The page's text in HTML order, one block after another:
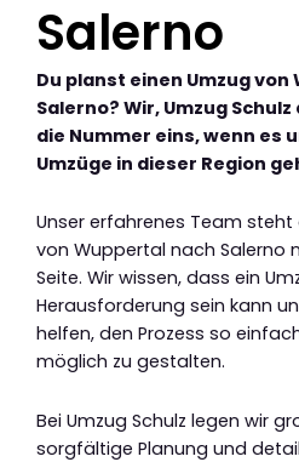
Salerno
Du planst einen Umzug
Salerno? Wir, Umzug
die Nummer eins, wenn es
Umzüge in dieser Region
Unser erfahrenes Team
von Wuppertal nach Salerno
Seite. Wir wissen, dass ein
Herausforderung sein kann
helfen, den Prozess so
möglich zu gestalten.
Bei Umzug Schulz legen wir
sorgfältige Planung und